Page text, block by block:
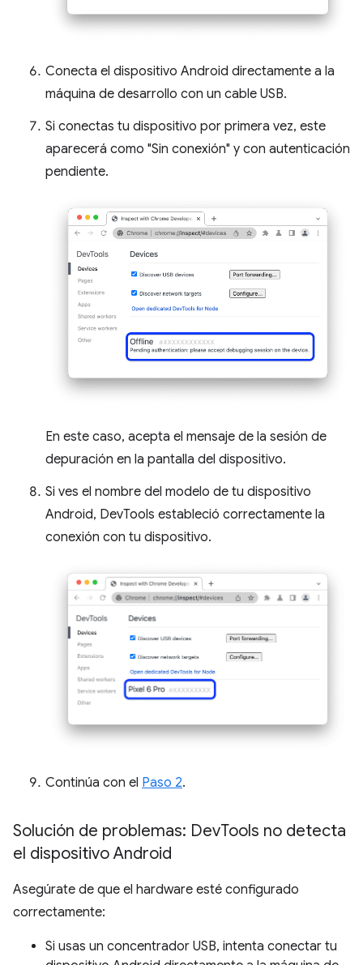
Conecta el dispositivo Android directamente a la
máquina de desarrollo con un cable USB.
Si conectas tu dispositivo por primera vez, este
aparecerá como "Sin conexión" y con autenticación
pendiente.
En este caso, acepta el mensaje de la sesión de
depuración en la pantalla del dispositivo.
Si ves el nombre del modelo de tu dispositivo
Android, DevTools estableció correctamente la
conexión con tu dispositivo.
Continúa con el Paso 2.
Solución de problemas: DevTools no detecta
el dispositivo Android
Asegúrate de que el hardware esté configurado
correctamente:
Si usas un concentrador USB, intenta conectar tu